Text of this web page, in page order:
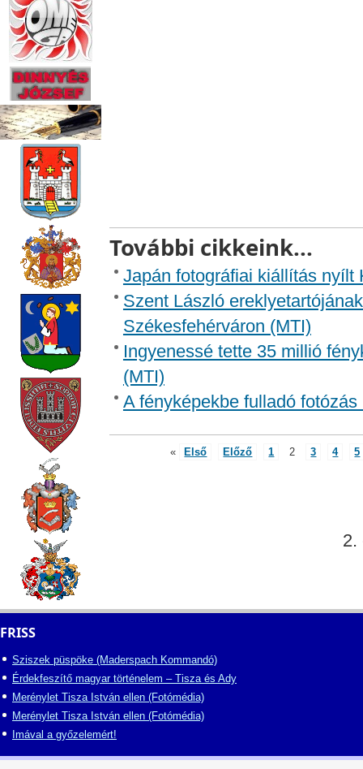
További cikkeink...
Japán fotográfiai kiállítás nyílt
Szent László
Székesfehérváron (MTI)
Ingyenessé tette 35 millió
(MTI)
A fényképekbe fulladó fotózás
« Első Előző 1 2 3 4 5
2.
FRISS
Sziszek püspöke (Maderspach Kommandó)
Érdekfeszítő magyar történelem – Tisza és Ady
Merénylet Tisza István ellen (Fotómédia)
Merénylet Tisza István ellen (Fotómédia)
Imával a győzelemért!